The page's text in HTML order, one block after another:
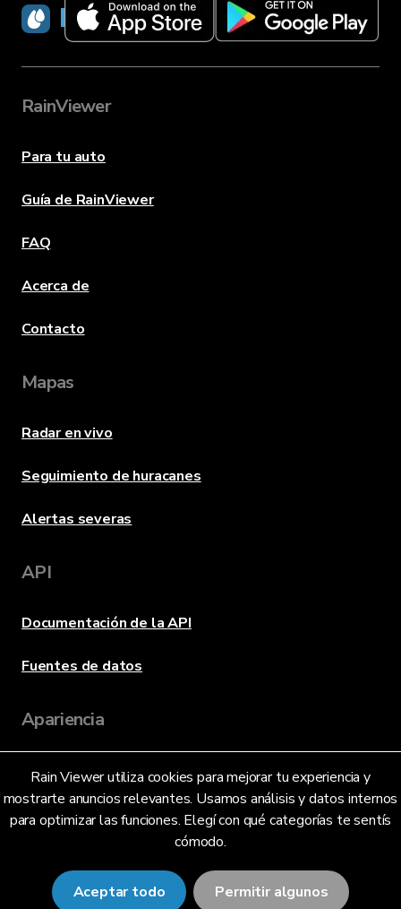
Rain Viewer utiliza cookies para mejorar tu experiencia y
mostrarte anuncios relevantes. Usamos análisis y datos internos
para optimizar las funciones. Elegí con qué categorías te sentís
cómodo.
Aceptar todo Permitir algunos
RainViewer
RainViewer
Para tu auto
Guía de RainViewer
FAQ
Acerca de
Contacto
Mapas
Radar en vivo
Seguimiento de huracanes
Alertas severas
API
Documentación de la API
Fuentes de datos
Apariencia
Idioma
Español (Argentina) (AR)